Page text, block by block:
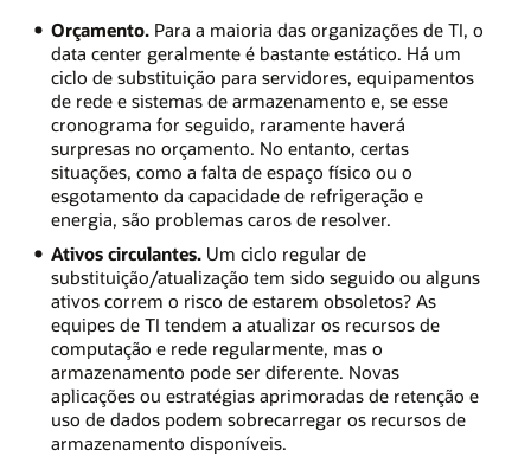
Orçamento.Para a maioria das organizações de TI, o
data center geralmente é bastante estático. Há um
ciclo de substituição para servidores, equipamentos
de rede e sistemas de armazenamento e, se esse
cronograma for seguido, raramente haverá
surpresas no orçamento. No entanto, certas
situações, como a falta de espaço físico ou o
esgotamento da capacidade de refrigeração e
energia, são problemas caros de resolver.
Ativos circulantes.Um ciclo regular de
substituição/atualização tem sido seguido ou alguns
ativos correm o risco de estarem obsoletos? As
equipes de TI tendem a atualizar os recursos de
computação e rede regularmente, mas o
armazenamento pode ser diferente. Novas
aplicações ou estratégias aprimoradas de retenção e
uso de dados podem sobrecarregar os recursos de
armazenamento disponíveis.